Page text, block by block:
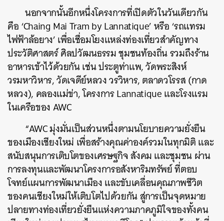
นอกจากนั้นอีกหนึ่งโครงการที่เปิดตัวในวันเดียวกัน
คือ ‘Chaing Mai Tram by Lannatique’ หรือ ‘รถแทรม
ไฟฟ้าล้อยาง’ เพื่อเชื่อมโยงแหล่งท่องเที่ยวสำคัญทาง
ประวัติศาสตร์ ศิลปวัฒนธรรม ชุมชนท้องถิ่น รวมถึงร้าน
อาหารเข้าไว้ด้วยกัน เช่น ประตูท่าแพ, วัดพระสิงห์
วรมหาวิหาร, วัดเจดีย์หลวง วรวิหาร, ตลาดวโรรส (กาด
หลวง), คลองแม่ข่า, โครงการ Lannatique และโรงแรม
ในเครือของ AWC
“AWC มุ่งมั่นเป็นส่วนหนึ่งตามนโยบายความยั่งยืน
ของเมืองเชียงใหม่ เพื่อสร้างคุณค่าองค์รวมในทุกมิติ และ
สนับสนุนการเติบโตของเศรษฐกิจ สังคม และชุมชน ผ่าน
การลงทุนและพัฒนาโครงการอสังหาริมทรัพย์ ที่ตอบ
โจทย์แผนการพัฒนาเมือง และขับเคลื่อนคุณภาพชีวิต
ของคนเชียงใหม่ให้เติบโตไปด้วยกัน สู่การเป็นจุดหมาย
ปลายทางท่องเที่ยวยั่งยืนแห่งความภาคภูมิใจของทั้งคน
ค้นหา
SHARE TWEET LINE